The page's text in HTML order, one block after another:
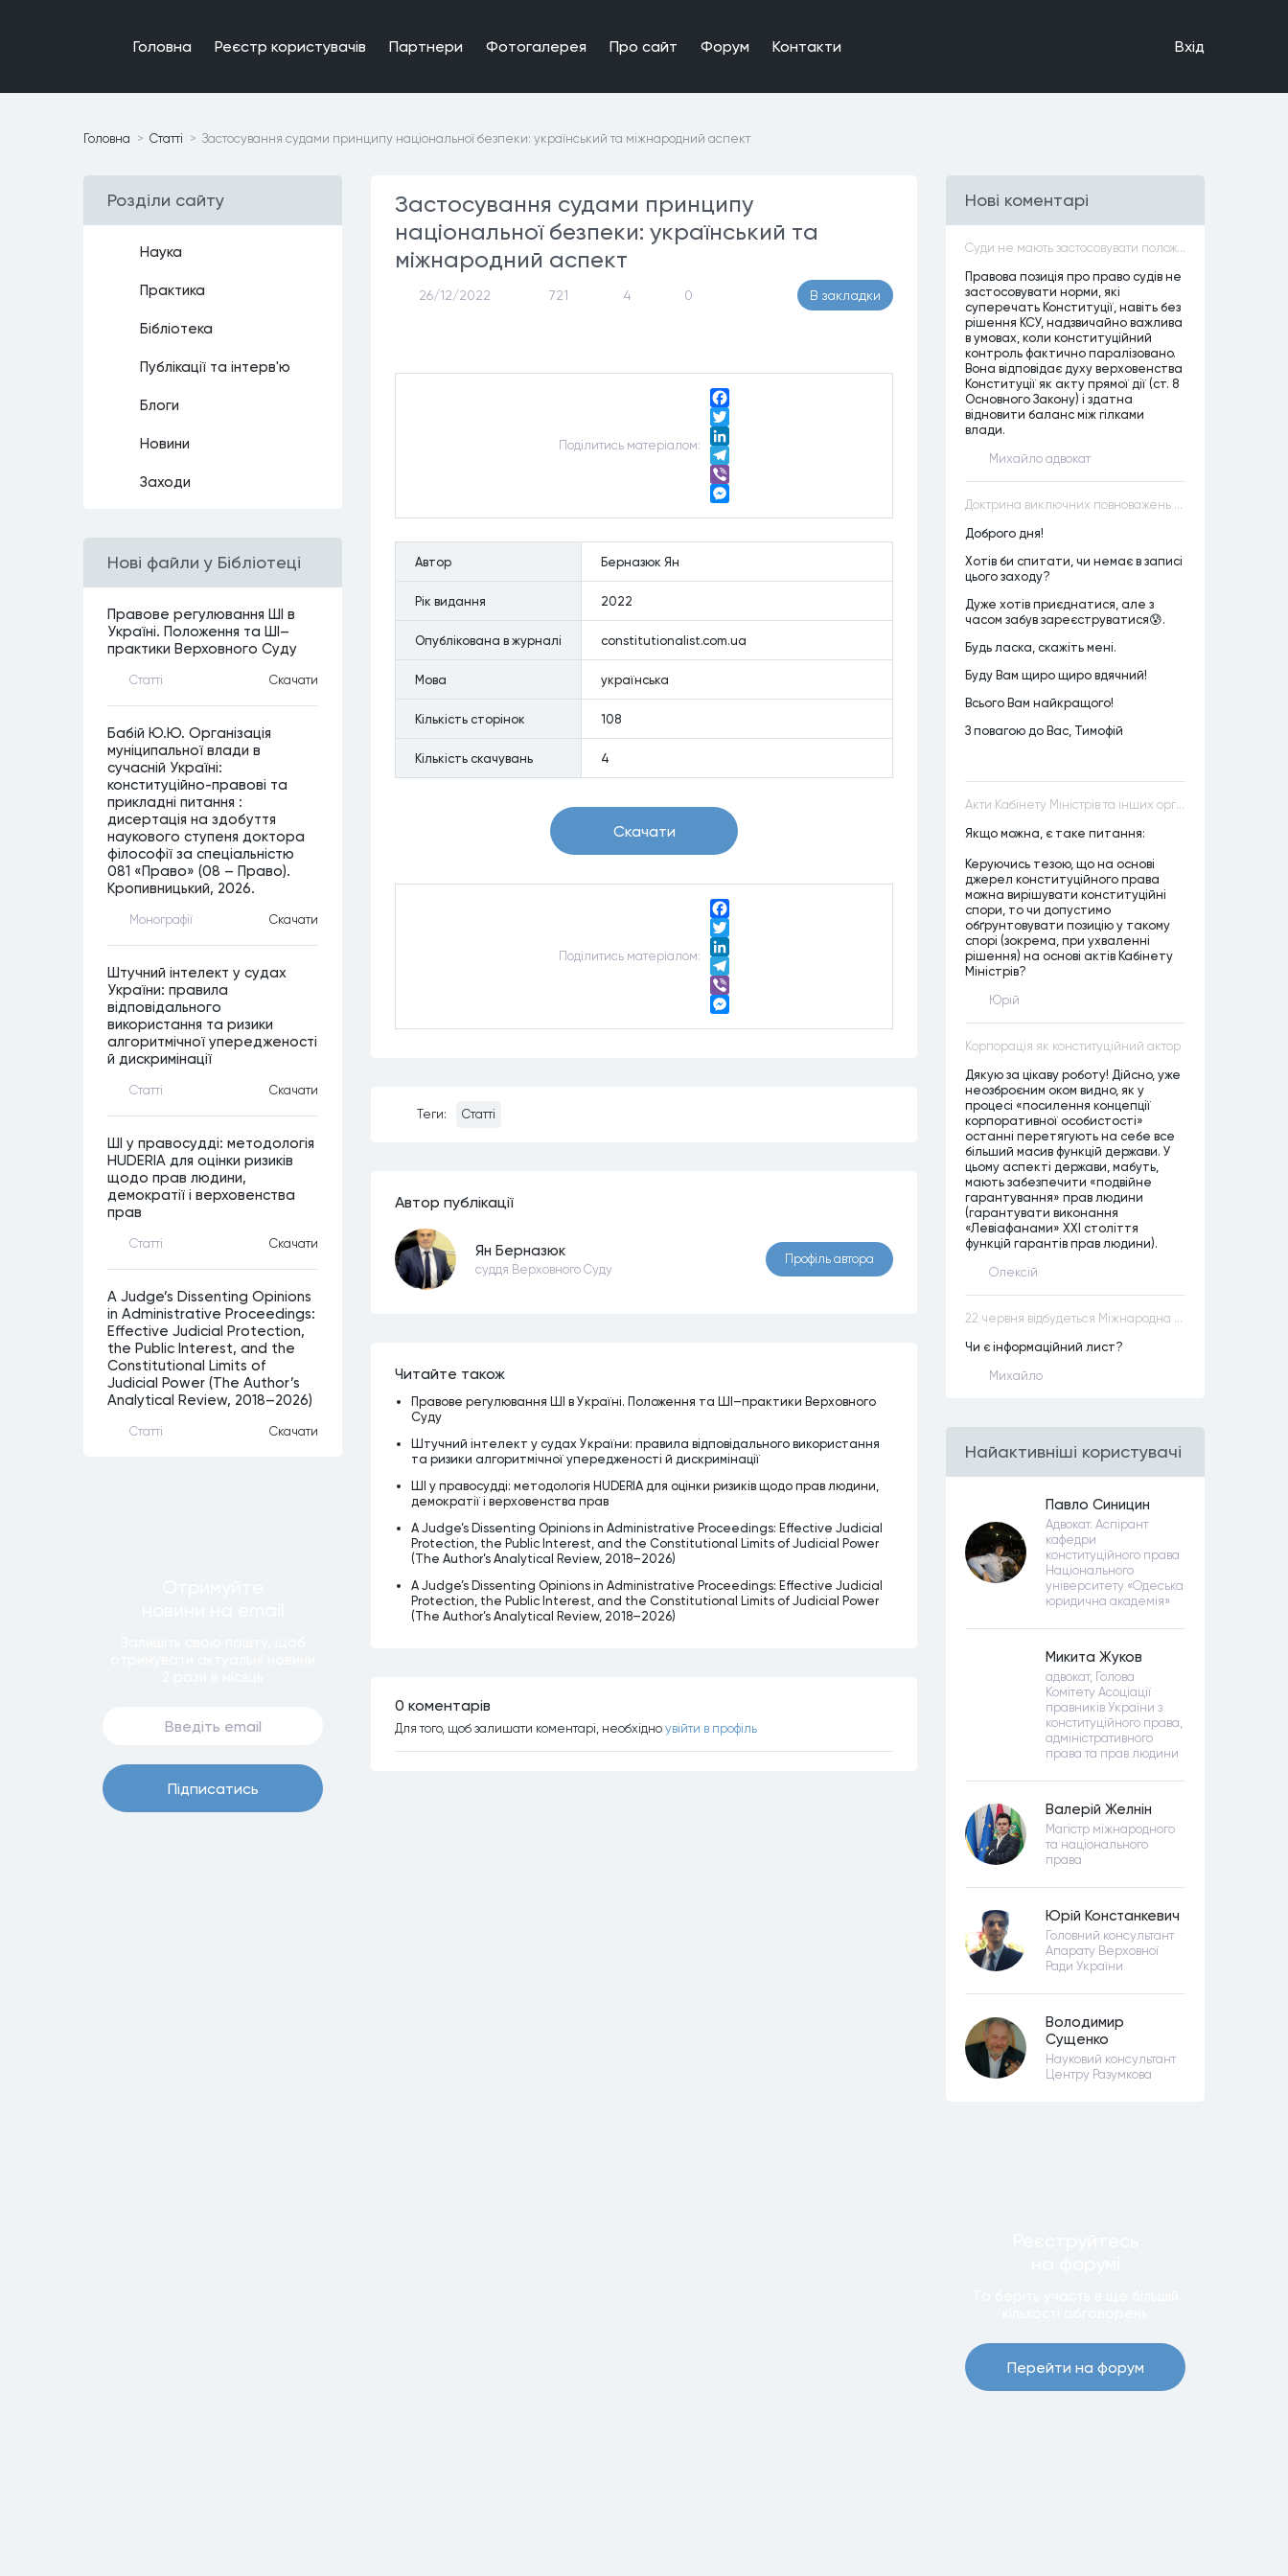
Головна Реєстр користувачiв Партнери Фотогалерея Про сайт Форум Контакти Вхiд
Головна Статтi Застосування судами принципу національної безпеки: український та міжнародний аспект
Роздiли сайту
Наука
Практика
Бiблiотека
Публiкацiї та iнтерв'ю
Блоги
Новини
Заходи
Нові файли у Бібліотеці
Правове регулювання ШІ в
Україні. Положення та ШІ–
практики Верховного Суду
Статтi Скачати
Бабій Ю.Ю. Організація
муніципальної влади в
сучасній Україні:
конституційно-правові та
прикладні питання :
дисертація на здобуття
наукового ступеня доктора
філософії за спеціальністю
081 «Право» (08 – Право).
Кропивницький, 2026.
Монографiї Скачати
Штучний інтелект у судах
України: правила
відповідального
використання та ризики
алгоритмічної упередженості
й дискримінації
Статтi Скачати
ШІ у правосудді: методологія
HUDERIA для оцінки ризиків
щодо прав людини,
демократії і верховенства
прав
Статтi Скачати
A Judge’s Dissenting Opinions
in Administrative Proceedings:
Effective Judicial Protection,
the Public Interest, and the
Constitutional Limits of
Judicial Power (The Author’s
Analytical Review, 2018–2026)
Статтi Скачати
Пiдписатись
Застосування судами принципу
національної безпеки: український та
міжнародний аспект
26/12/2022 721 4 0 В закладки
Подiлитись матерiалом:
Facebook
Twitter
LinkedIn
Telegram
Viber
Автор Берназюк Ян
Рiк видання 2022
Опублiкована в журналi constitutionalist.com.ua
Мова українська
Кiлькiсть сторiнок 108
Кiлькiсть скачувань 4
Скачати
Подiлитись матерiалом:
Facebook
Twitter
LinkedIn
Telegram
Viber
Теги: Статті
Автор публiкацiї
Ян Берназюк
суддя Верховного Суду
Профiль автора
Читайте також
Правове регулювання ШІ в Україні. Положення та ШІ–практики Верховного
Суду
Штучний інтелект у судах України: правила відповідального використання
та ризики алгоритмічної упередженості й дискримінації
ШІ у правосудді: методологія HUDERIA для оцінки ризиків щодо прав людини,
демократії і верховенства прав
A Judge’s Dissenting Opinions in Administrative Proceedings: Effective Judicial
Protection, the Public Interest, and the Constitutional Limits of Judicial Power
(The Author’s Analytical Review, 2018–2026)
A Judge’s Dissenting Opinions in Administrative Proceedings: Effective Judicial
Protection, the Public Interest, and the Constitutional Limits of Judicial Power
(The Author’s Analytical Review, 2018–2026)
0 коментарiв
Для того, щоб залишати коментарi, необхiдно увiйти в профiль
Нові коментарі
Суди не мають застосовувати положення законів, які не відповідають Конституції, незалежно від того, чи визнавалися вони Конституційним Судом України неконституційними, тобто закони, що суперечать Конституції України не можуть застосовуватися навіть у випадках, коли вони є чинними
Правова позиція про право судів не
застосовувати норми, які
суперечать Конституції, навіть без
рішення КСУ, надзвичайно важлива
в умовах, коли конституційний
контроль фактично паралізовано.
Вона відповідає духу верховенства
Конституції як акту прямої дії (ст. 8
Основного Закону) і здатна
відновити баланс між гілками
влади.
Михайло адвокат
Доктрина виключних повноважень VS Доктрина прихованих повноважень
Доброго дня!
Хотів би спитати, чи немає в записі
цього заходу?
Дуже хотів приєднатися, але з
часом забув зареєструватися😰.
Будь ласка, скажіть мені.
Буду Вам щиро щиро вдячний!
Всього Вам найкращого!
З повагою до Вас, Тимофій
Акти Кабінету Міністрів та інших органів державної влади як джерела конституційного права
Якщо можна, є таке питання:
Керуючись тезою, що на основі
джерел конституційного права
можна вирішувати конституційні
спори, то чи допустимо
обґрунтовувати позицію у такому
спорі (зокрема, при ухваленні
рішення) на основі актів Кабінету
Міністрів?
Юрій
Корпорація як конституційний актор
Дякую за цікаву роботу! Дійсно, уже
неозброєним оком видно, як у
процесі «посилення концепції
корпоративної особистості»
останні перетягують на себе все
більший масив функцій держави. У
цьому аспекті держави, мабуть,
мають забезпечити «подвійне
гарантування» прав людини
(гарантувати виконання
«Левіафанами» ХХІ століття
функцій гарантів прав людини).
Олексій
22 червня відбудеться Міжнародна науково-практична конференція “Конституційна демократія в умовах загроз територіальній цілісності та національній безпеці”
Чи є інформаційний лист?
Михайло
Найактивнiшi користувачi
Павло Синицин
Адвокат. Аспірант
кафедри
конституційного права
Національного
університету «Одеська
юридична академія»
Микита Жуков
адвокат, Голова
Комітету Асоціації
правників України з
конституційного права,
адміністративного
права та прав людини
Валерій Желнін
Магістр міжнародного
та національного
права
Юрій Констанкевич
Головний консультант
Апарату Верховної
Ради України
Володимир
Сущенко
Науковий консультант
Центру Разумкова
Перейти на форум